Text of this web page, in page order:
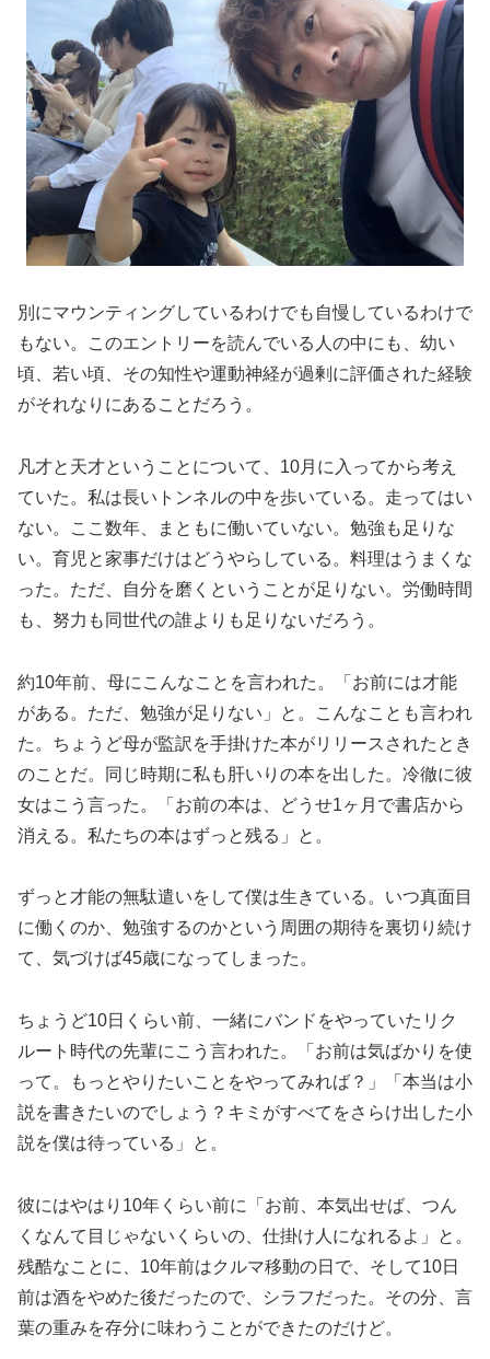
別にマウンティングしているわけでも自慢しているわけで
もない。このエントリーを読んでいる人の中にも、幼い
頃、若い頃、その知性や運動神経が過剰に評価された経験
がそれなりにあることだろう。
凡才と天才ということについて、10月に入ってから考え
ていた。私は長いトンネルの中を歩いている。走ってはい
ない。ここ数年、まともに働いていない。勉強も足りな
い。育児と家事だけはどうやらしている。料理はうまくな
った。ただ、自分を磨くということが足りない。労働時間
も、努力も同世代の誰よりも足りないだろう。
約10年前、母にこんなことを言われた。「お前には才能
がある。ただ、勉強が足りない」と。こんなことも言われ
た。ちょうど母が監訳を手掛けた本がリリースされたとき
のことだ。同じ時期に私も肝いりの本を出した。冷徹に彼
女はこう言った。「お前の本は、どうせ1ヶ月で書店から
消える。私たちの本はずっと残る」と。
ずっと才能の無駄遣いをして僕は生きている。いつ真面目
に働くのか、勉強するのかという周囲の期待を裏切り続け
て、気づけば45歳になってしまった。
ちょうど10日くらい前、一緒にバンドをやっていたリク
ルート時代の先輩にこう言われた。「お前は気ばかりを使
って。もっとやりたいことをやってみれば？」「本当は小
説を書きたいのでしょう？キミがすべてをさらけ出した小
説を僕は待っている」と。
彼にはやはり10年くらい前に「お前、本気出せば、つん
くなんて目じゃないくらいの、仕掛け人になれるよ」と。
残酷なことに、10年前はクルマ移動の日で、そして10日
前は酒をやめた後だったので、シラフだった。その分、言
葉の重みを存分に味わうことができたのだけど。